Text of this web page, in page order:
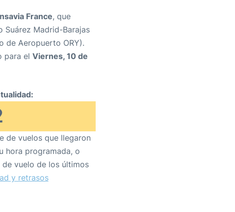
France, que
Madrid-Barajas
de Aeropuerto ORY).
para el Viernes, 10 de
de vuelos que llegaron
hora programada, o
vuelo de los últimos
y retrasos